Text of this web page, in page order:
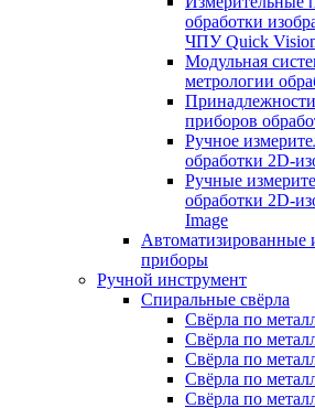
обработки
ЧПУ Quick
Модульная
метрологии
приборов
Ручное
обработки 2D-
Ручные
обработки 2D-
Image
Автоматизированные
приборы
Ручной инструмент
Спиральные свёрла
Свёрла по
Свёрла по
Свёрла по
Свёрла по
Свёрла по